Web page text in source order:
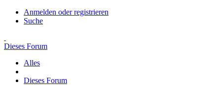
Anmelden oder registrieren
Suche
Dieses Forum
Alles
Dieses Forum